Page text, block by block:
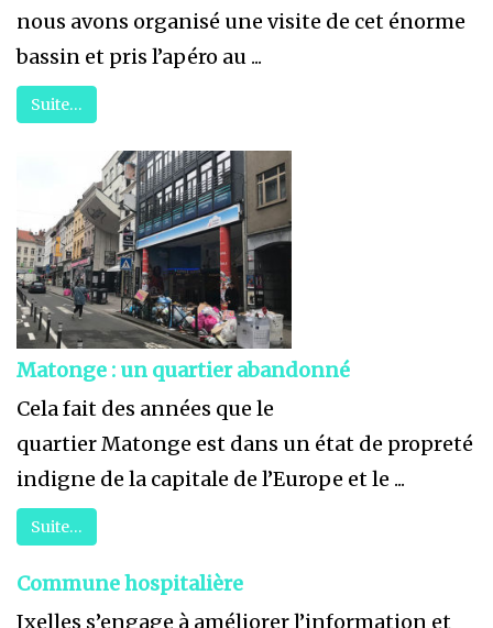
nous avons organisé une visite de cet énorme
bassin et pris l’apéro au ...
Suite…
Matonge : un quartier abandonné
Cela fait des années que le
quartier Matonge est dans un état de propreté
indigne de la capitale de l’Europe et le ...
Suite…
Commune hospitalière
Ixelles s’engage à améliorer l’information et